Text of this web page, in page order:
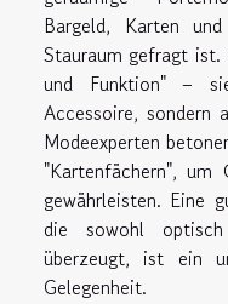
Bargeld, Karten
Stauraum gefragt ist.
und Funktion" –
Accessoire, sondern
Modeexperten
"Kartenfächern",
gewährleisten. Eine
die sowohl
überzeugt, ist ein
Gelegenheit.